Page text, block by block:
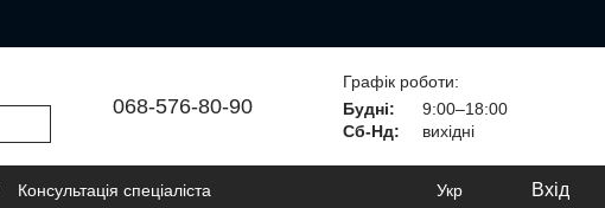
068-576-80-90
Графік роботи:
Будні:
9:00–18:00
Сб-Нд:
вихідні
Консультація спеціаліста Укр Вхід